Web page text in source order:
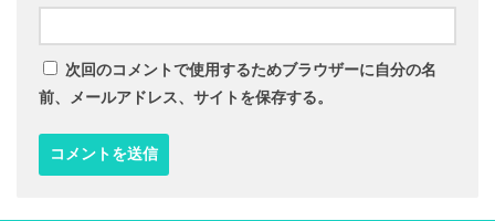
次回のコメントで使用するためブラウザーに自分の名
前、メールアドレス、サイトを保存する。